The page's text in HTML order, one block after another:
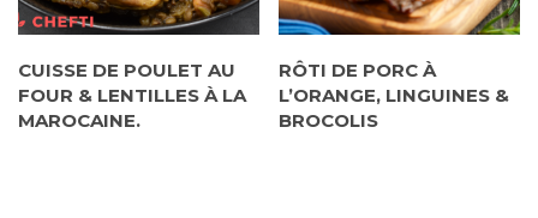
CUISSE DE POULET AU
FOUR & LENTILLES À LA
MAROCAINE.
RÔTI DE PORC À
L’ORANGE, LINGUINES &
BROCOLIS